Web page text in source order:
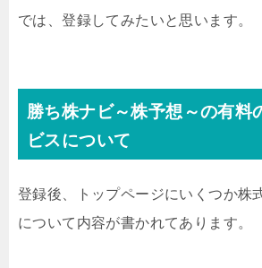
では、登録してみたいと思います。
勝ち株ナビ～株予想～の有料
ビスについて
登録後、トップページにいくつか株
について内容が書かれてあります。